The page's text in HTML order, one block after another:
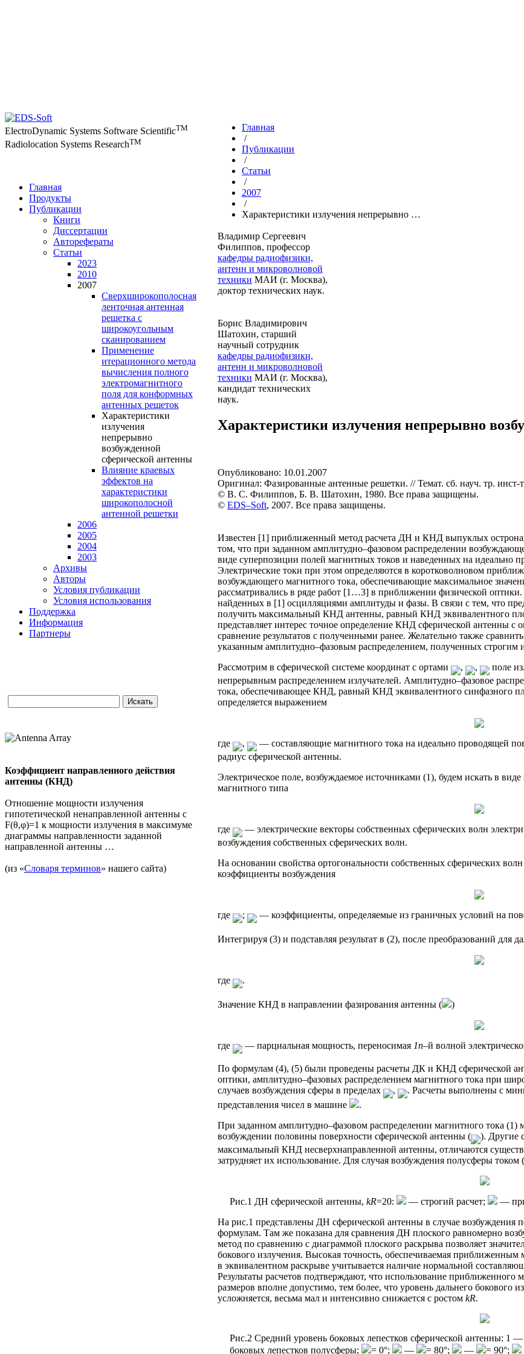
ElectroDynamic Systems Software ScientificTM
Radiolocation Systems ResearchTM
Главная
Продукты
Публикации
Книги
Диссертации
Авторефераты
Статьи
2023
2010
2007
Сверхширокополосная
ленточная антенная
решетка с
широкоугольным
сканированием
Применение
итерационного метода
вычисления полного
электромагнитного
поля для конформных
антенных решеток
Характеристики
излучения
непрерывно
возбужденной
сферической антенны
Влияние краевых
эффектов на
характеристики
широкополосной
антенной решетки
2006
2005
2004
2003
Архивы
Авторы
Условия публикации
Условия использования
Поддержка
Информация
Партнеры
Коэффициент направленного действия
антенны (КНД)
Отношение мощности излучения
гипотетической ненаправленной антенны с
F(θ,φ)=1 к мощности излучения в максимуме
диаграммы направленности заданной
направленной антенны …
(из «Словаря терминов» нашего сайта)
Главная
/
Публикации
/
Статьи
/
2007
/
Характеристики излучения непрерывно …
Владимир Сергеевич
Филиппов, профессор
кафедры радиофизики,
антенн и микроволновой
техники МАИ (г. Москва),
доктор технических наук.
Борис Владимирович
Шатохин, старший
научный сотрудник
кафедры радиофизики,
антенн и микроволновой
техники МАИ (г. Москва),
кандидат технических
наук.
Характеристики излучения непрерывно
Опубликовано: 10.01.2007
Оригинал: Фазированные антенные решетки. // Темат. сб. науч. тр.
© В. С. Филиппов, Б. В. Шатохин, 1980. Все права защищены.
© EDS–Soft, 2007. Все права защищены.
Известен [1] приближенный метод расчета ДН и КНД выпуклых
том, что при заданном амплитудно–фазовом распределении
виде суперпозиции полей магнитных токов и наведенных на идеально
Электрические токи при этом определяются в коротковолновом
возбуждающего магнитного тока, обеспечивающие максимальное
рассматривались в ряде работ [1…3] в приближении физической
найденных в [1] осцилляциями амплитуды и фазы. В связи с тем, что
получить максимальный КНД антенны, равный КНД эквивалентного
представляет интерес точное определение КНД сферической антенны
сравнение результатов с полученными ранее. Желательно также
указанным амплитудно–фазовым распределением, полученных
Рассмотрим в сферической системе координат с ортами
, ,
поле
непрерывным распределением излучателей. Амплитудно–фазовое
тока, обеспечивающее КНД, равный КНД эквивалентного синфазного
определяется выражением
где
, — составляющие магнитного тока на идеально проводящей
радиус сферической антенны.
Электрическое поле, возбуждаемое источниками (1), будем искать в
магнитного типа
где
— электрические векторы собственных сферических волн
возбуждения собственных сферических волн.
На основании свойства ортогональности собственных сферических
коэффициенты возбуждения
где
; — коэффициенты, определяемые из граничных условий на
Интегрируя (3) и подставляя результат в (2), после преобразований для
где
.
Значение КНД в направлении фазирования антенны (
)
где
— парциальная мощность, переносимая 1n–й волной
По формулам (4), (5) были проведены расчеты ДК и КНД сферической
оптики, амплитудно–фазовых распределением магнитного тока при
случаев возбуждения сферы в пределах
,
. Расчеты выполнены с
представления чисел в машине
.
При заданном амплитудно–фазовом распределении магнитного тока
возбуждении половины поверхности сферической антенны (
). Другие
максимальный КНД несверхнаправленной антенны, отличаются
затрудняет их использование. Для случая возбуждения полусферы
Рис.1 ДН сферической антенны, kR=20: — строгий расчет; —
На рис.1 представлены ДН сферической антенны в случае
формулам. Там же показана для сравнения ДН плоского равномерно
метод по сравнению с диаграммой плоского раскрыва позволяет
бокового излучения. Высокая точность, обеспечиваемая приближенным
в эквивалентном раскрыве учитывается наличие нормальной
Результаты расчетов подтверждают, что использование
размеров вполне допустимо, тем более, что уровень дальнего бокового
усложняется, весьма мал и интенсивно снижается с ростом kR.
Рис.2 Средний уровень боковых лепестков сферической антенны: 1
боковых лепестков полусферы;
= 0°; — = 80°; — = 90°;